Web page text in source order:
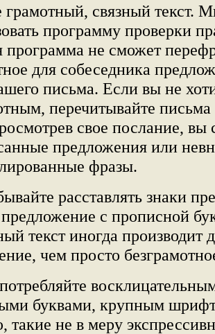
связный текст.
программу проверки
программа не сможет
для собеседника
письма. Если вы не
перечитывайте письма
свое послание, вы
предложения или
фразы.
расставлять знаки
с прописной
текст иногда производит
чем просто
буквами, крупным
такие не в меру